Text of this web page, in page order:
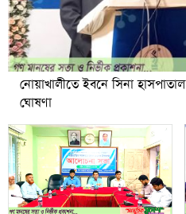
নোয়াখালীতে ইবনে সিনা
ঘোষণা